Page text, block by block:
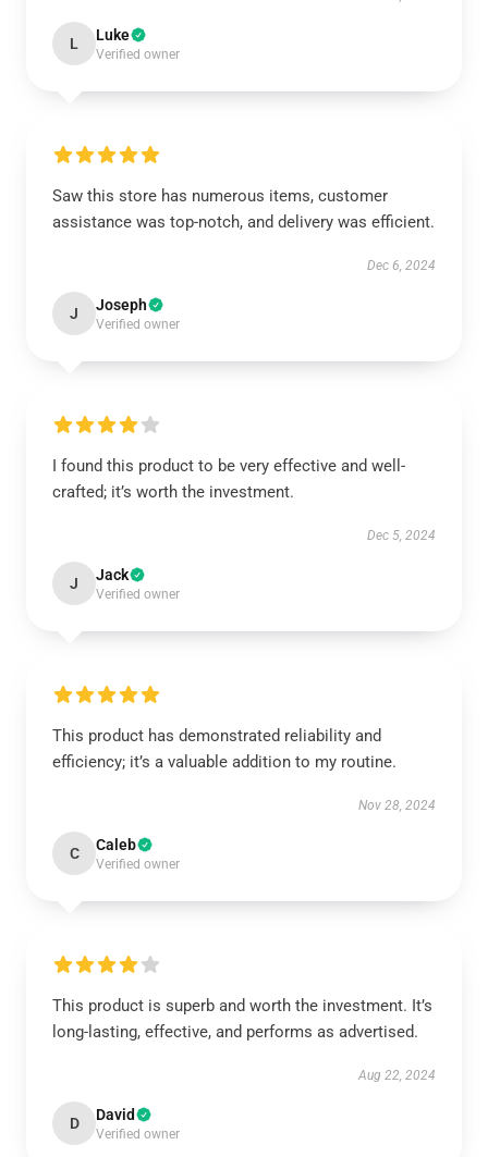
L Luke
Verified owner
Saw this store has numerous items, customer
assistance was top-notch, and delivery was efficient.
Dec 6, 2024
J Joseph
Verified owner
I found this product to be very effective and well-
crafted; it’s worth the investment.
Dec 5, 2024
J Jack
Verified owner
This product has demonstrated reliability and
efficiency; it’s a valuable addition to my routine.
Nov 28, 2024
C Caleb
Verified owner
This product is superb and worth the investment. It’s
long-lasting, effective, and performs as advertised.
Aug 22, 2024
D David
Verified owner